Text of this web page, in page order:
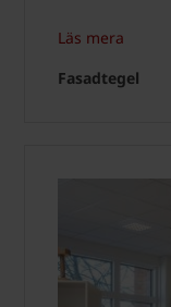
Läs mera
Fasadtegel